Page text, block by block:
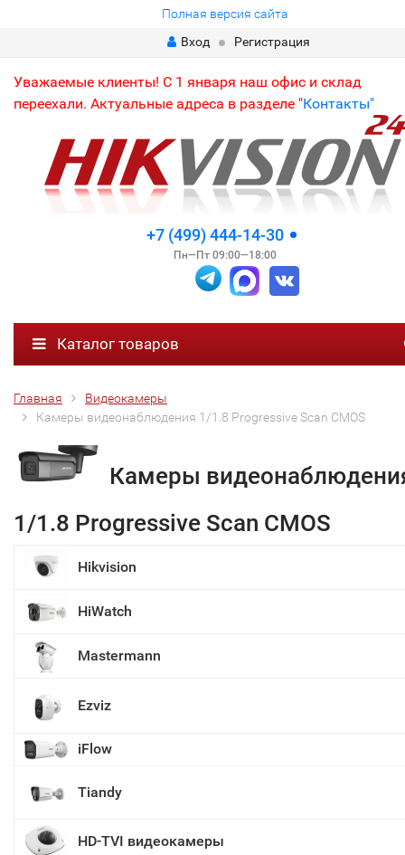
Полная версия сайта
Вход
Регистрация
Уважаемые клиенты! С 1 января наш офис и склад
переехали. Актуальные адреса в разделе "Контакты"
+7 (499) 444-14-30
Пн—Пт 09:00—18:00
Каталог товаров
Главная
Видеокамеры
Камеры видеонаблюдения 1/1.8 Progressive Scan CMOS
Камеры
1/1.8 Progressive Scan CMOS
Hikvision
HiWatch
Mastermann
Ezviz
iFlow
Tiandy
HD-TVI видеокамеры